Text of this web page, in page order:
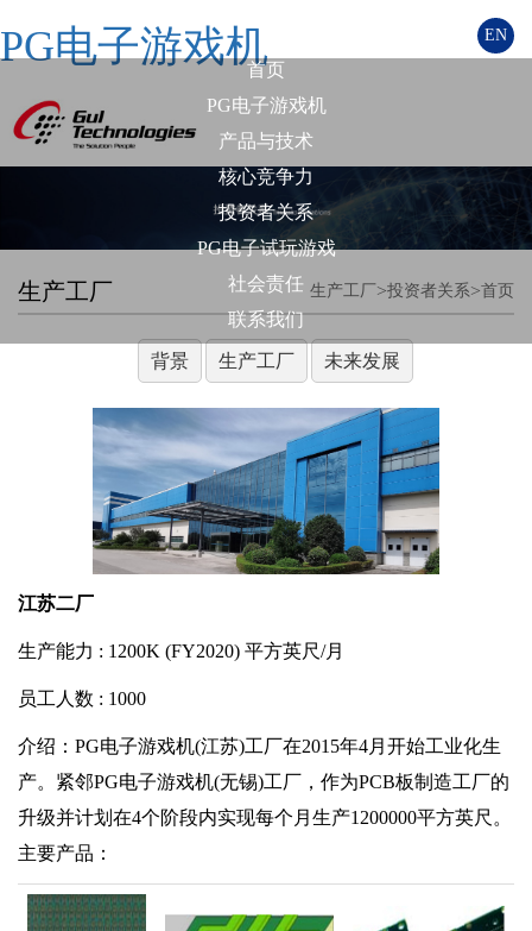
PG电子游戏机 EN
首页
PG电子游戏机
产品与技术
核心竞争力
投资者关系
PG电子试玩游戏
社会责任
联系我们
生产工厂 首页
>
投资者关系
>
生产工厂
背景 生产工厂 未来发展
江苏二厂
生产能力 : 1200K (FY2020) 平方英尺/月
员工人数 : 1000
介绍：PG电子游戏机(江苏)工厂在2015年4月开始工业化生
产。紧邻PG电子游戏机(无锡)工厂，作为PCB板制造工厂的
升级并计划在4个阶段内实现每个月生产1200000平方英尺。
主要产品：